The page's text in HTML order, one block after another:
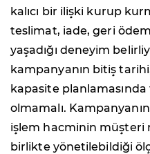
kalıcı bir ilişki kurup
teslimat, iade, geri
yaşadığı deneyim
kampanyanın bitiş
kapasite
olmamalı.
işlem hacminin müşteri
birlikte yönetilebildiği